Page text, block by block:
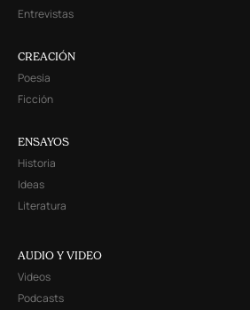
Entrevistas
CREACIÓN
Poesía
Ficción
ENSAYOS
Historia
Ideas
Literatura
AUDIO Y VIDEO
Videos
Podcasts